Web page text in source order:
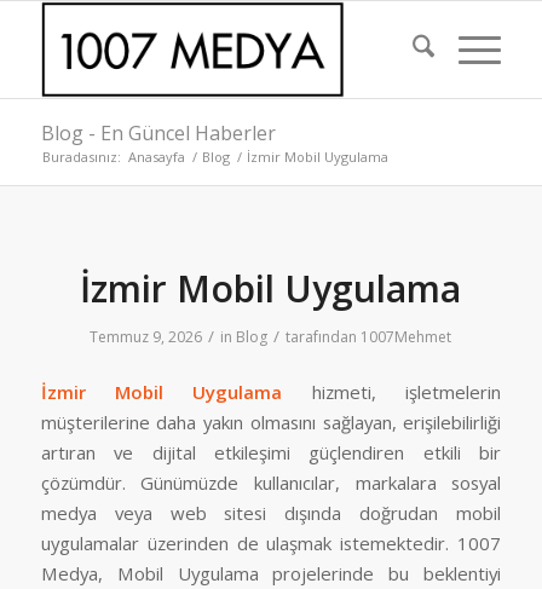
Blog - En Güncel Haberler
Buradasınız: Anasayfa / Blog / İzmir Mobil Uygulama
İzmir Mobil Uygulama
Temmuz 9, 2026 / in Blog / tarafından 1007Mehmet
İzmir Mobil Uygulama hizmeti, işletmelerin
müşterilerine daha yakın olmasını sağlayan, erişilebilirliği
artıran ve dijital etkileşimi güçlendiren etkili bir
çözümdür. Günümüzde kullanıcılar, markalara sosyal
medya veya web sitesi dışında doğrudan mobil
uygulamalar üzerinden de ulaşmak istemektedir. 1007
Medya, Mobil Uygulama projelerinde bu beklentiyi